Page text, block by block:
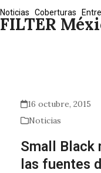
FILTER
Noticias Coberturas
16 octubre, 2015
Noticias
Small Black
las fuentes